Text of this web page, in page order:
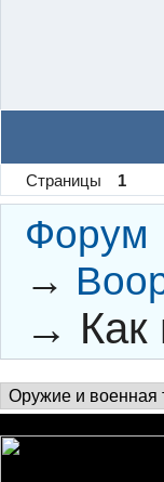
Страницы 1
Форум
→
→